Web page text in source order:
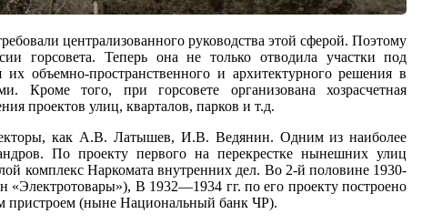
централизованного руководства этой сферой. Поэтому
горсовета. Теперь она не только отводила участки под
объемно-пространственного и архитектурного решения в
Кроме того, при горсовете организована хозрасчетная
проектов улиц, кварталов, парков и т.д.
как А.В. Латышев, И.В. Ведянин. Одним из наиболее
По проекту первого на перекрестке нынешних улиц
комплекс Наркомата внутренних дел. Во 2-й половине 1930-
«Электротовары»), В 1932—1934 гг. по его проекту построено
пристроем (ныне Национальный банк ЧР).